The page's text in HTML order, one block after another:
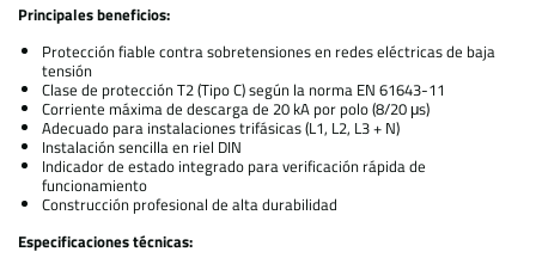
Principales beneficios:
Protección fiable contra sobretensiones en redes eléctricas de baja
tensión
Clase de protección T2 (Tipo C) según la norma EN 61643-11
Corriente máxima de descarga de 20 kA por polo (8/20 μs)
Adecuado para instalaciones trifásicas (L1, L2, L3 + N)
Instalación sencilla en riel DIN
Indicador de estado integrado para verificación rápida de
funcionamiento
Construcción profesional de alta durabilidad
Especificaciones técnicas: